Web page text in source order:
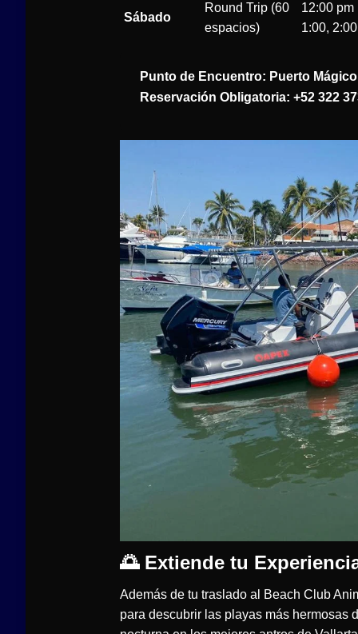
Sábado
Round Trip (60
espacios)
12:00 pm
1:00,
Punto de Encuentro: Puerto
Reservación Obligatoria: +52 322
🌅 Extiende tu
Además de tu traslado al Beach Club
para descubrir las playas más hermosas